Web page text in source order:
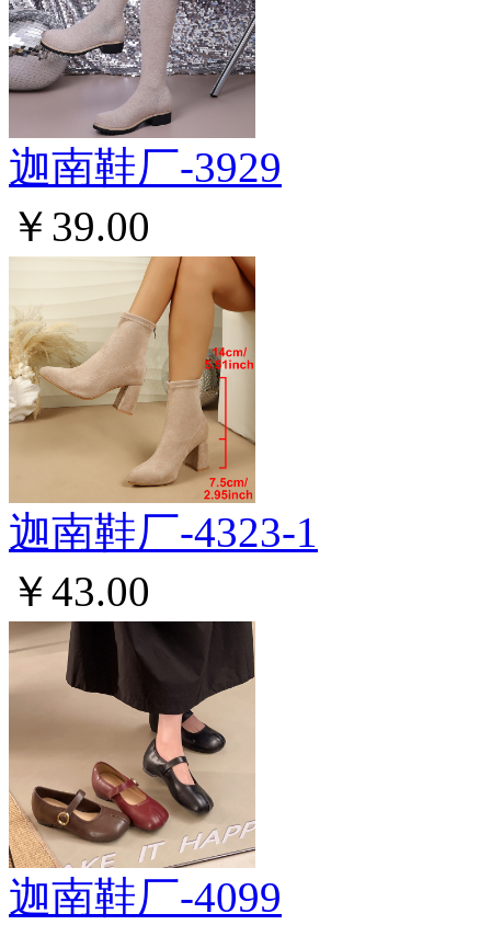
迦南鞋厂-3929
￥39.00
迦南鞋厂-4323-1
￥43.00
迦南鞋厂-4099